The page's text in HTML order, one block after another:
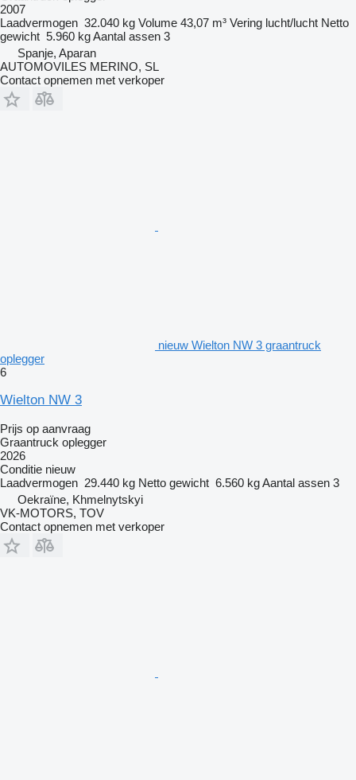
2007
Laadvermogen 32.040 kg Volume 43,07 m³ Vering lucht/lucht Netto
gewicht 5.960 kgAantal assen 3
Spanje, Aparan
AUTOMOVILES MERINO, SL
Contact opnemen met verkoper
nieuw Wielton NW 3 graantruck
oplegger
6
Wielton NW 3
Prijs op aanvraag
Graantruck oplegger
2026
Conditie nieuw
Laadvermogen 29.440 kg Netto gewicht 6.560 kgAantal assen 3
Oekraïne, Khmelnytskyi
VK-MOTORS, TOV
Contact opnemen met verkoper